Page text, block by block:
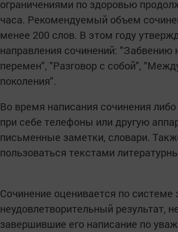
ограничениями по здоровью
часа. Рекомендуемый объем
менее 200 слов. В этом году
направления сочинений: "Забвению
перемен", "Разговор с собой",
поколения".
Во время написания сочинения
при себе телефоны или другую
письменные заметки, словари.
пользоваться текстами
Сочинение оценивается по
неудовлетворительный результат,
завершившие его написание по